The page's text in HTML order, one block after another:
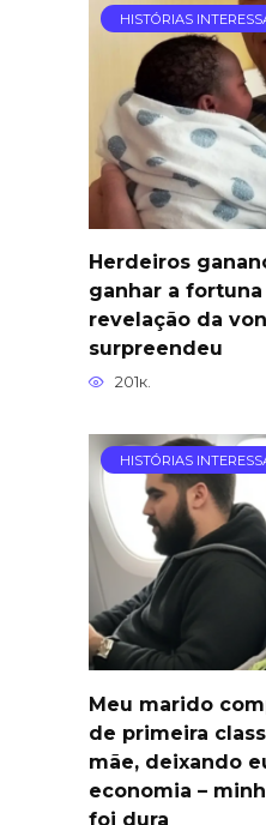
HISTÓRIAS
Herdeiros
ganhar a
revelação da
surpreendeu
201к.
HISTÓRIAS
Meu marido
de primeira
mãe, deixando
economia –
foi dura